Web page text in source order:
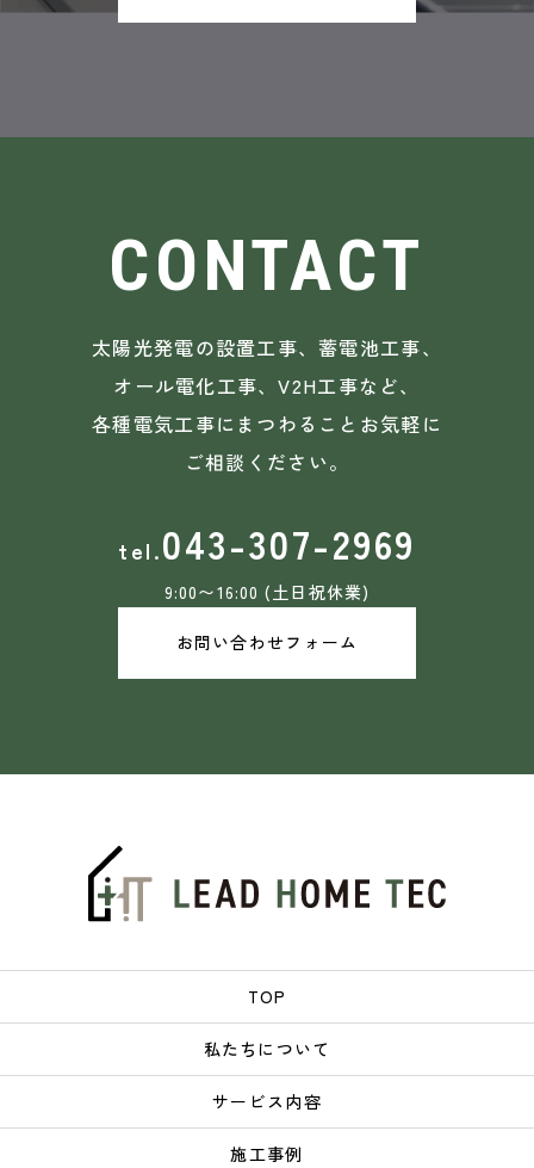
CONTACT
太陽光発電の設置工事、蓄電池工事、
オール電化工事、V2H工事など、
各種電気工事にまつわることお気軽に
ご相談ください。
043-307-2969
9:00〜16:00 (土日祝休業)
お問い合わせフォーム
TOP
私たちについて
サービス内容
施工事例